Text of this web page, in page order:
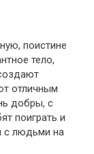
поистине
тело,
отличным
добры, с
поиграть и
с людьми на